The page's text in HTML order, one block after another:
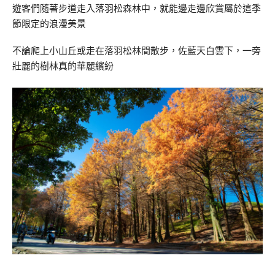
遊客們隨著步道走入落羽松森林中，就能邊走邊欣賞屬於這季
節限定的浪漫美景
不論爬上小山丘或走在落羽松林間散步，佐藍天白雲下，一旁
壯麗的樹林真的華麗繽紛